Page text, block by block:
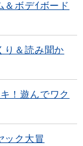
ボデｲボード
り＆読み聞か
！遊んでワク
ック大冒